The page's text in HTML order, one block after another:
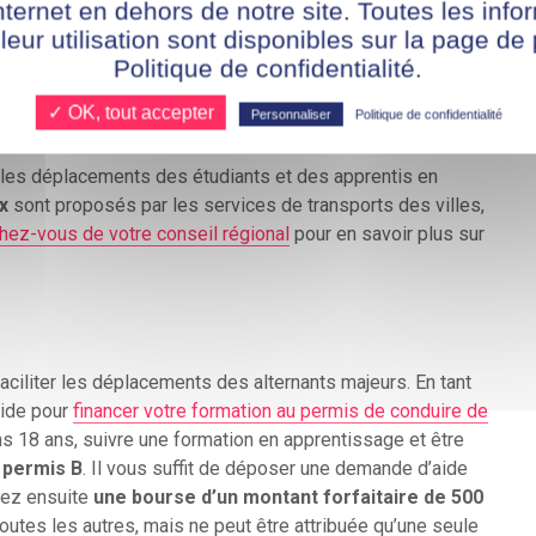
déplacements des étudiants et des apprentis en
sont proposés par les services de transports des villes,
vous de votre conseil régional pour en savoir plus sur
les déplacements des alternants majeurs. En tant
pour financer votre formation au permis de conduire de
18 ans, suivre une formation en apprentissage et être
B . Il vous suffit de déposer une demande d’aide
ensuite une bourse d’un montant forfaitaire de 500
les autres, mais ne peut être attribuée qu’une seule
en dehors de notre site. Toutes les
utilisation sont disponibles sur la page de
Politique de confidentialité.
✓ OK, tout accepter Personnaliser Politique de confidentialité